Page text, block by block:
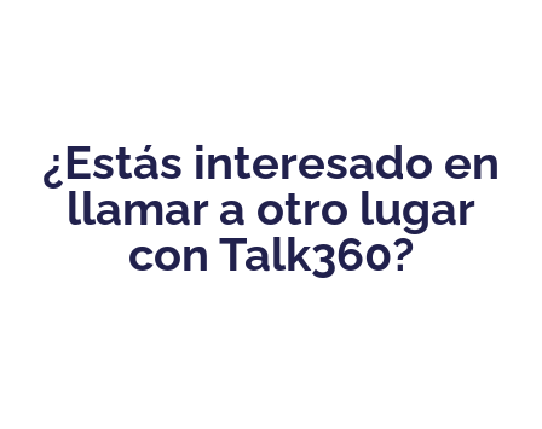
¿Estás interesado en
llamar a otro lugar
con Talk360?